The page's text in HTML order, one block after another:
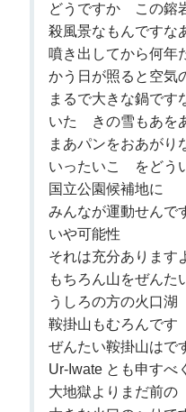
どうですか この鎔
殺風景なもんですな
噴き出してから何年
かう日が照ると空気
まるで大きな鍋です
いたゞきの雪もあを
まあパンをおあがり
いったいこゝをどう
国立公園候補地に
みんなが運動せんで
いや可能性
それは充分あります
もちろん山をぜんた
うしろの方の火口
鞍掛山もむろんです
ぜんたい鞍掛山はで
Ur-Iwate とも申すべく
大地獄よりまだ前の